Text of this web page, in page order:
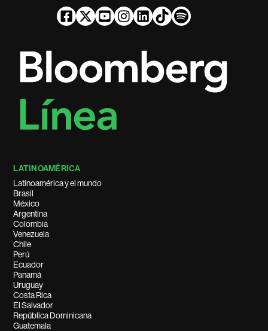
LATINOAMÉRICA
Latinoamérica y el mundo
Brasil
México
Argentina
Colombia
Venezuela
Chile
Perú
Ecuador
Panamá
Uruguay
Costa Rica
El Salvador
República Dominicana
Guatemala